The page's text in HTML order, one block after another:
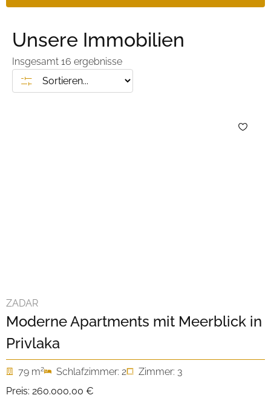
Unsere Immobilien
Insgesamt 16 ergebnisse
ZADAR
Moderne Apartments mit Meerblick in
Privlaka
79 m2 Schlafzimmer: 2
Zimmer: 3
Preis: 260.000,00 €